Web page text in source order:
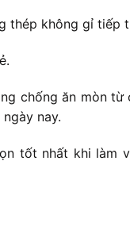
thép không gỉ tiếp
chống ăn mòn
nay.
tốt nhất khi làm